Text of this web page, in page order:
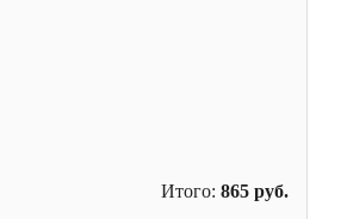
Итого: 865 руб.